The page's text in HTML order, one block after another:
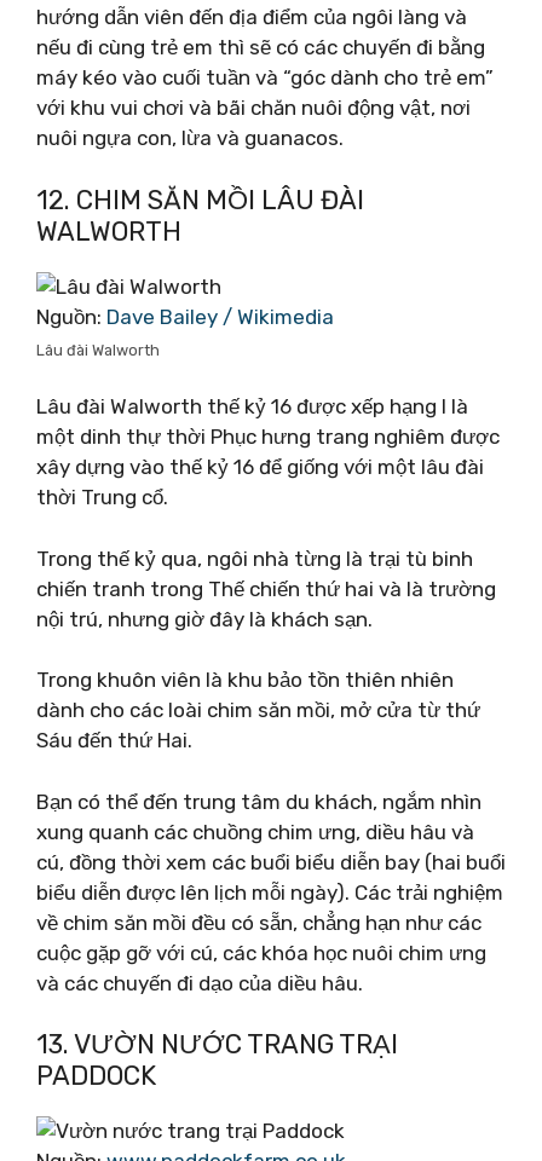
hướng dẫn viên đến địa điểm của ngôi làng và
nếu đi cùng trẻ em thì sẽ có các chuyến đi bằng
máy kéo vào cuối tuần và “góc dành cho trẻ em”
với khu vui chơi và bãi chăn nuôi động vật, nơi
nuôi ngựa con, lừa và guanacos.
12. CHIM SĂN MỒI LÂU ĐÀI
WALWORTH
Nguồn: Dave Bailey / Wikimedia
Lâu đài Walworth
Lâu đài Walworth thế kỷ 16 được xếp hạng I là
một dinh thự thời Phục hưng trang nghiêm được
xây dựng vào thế kỷ 16 để giống với một lâu đài
thời Trung cổ.
Trong thế kỷ qua, ngôi nhà từng là trại tù binh
chiến tranh trong Thế chiến thứ hai và là trường
nội trú, nhưng giờ đây là khách sạn.
Trong khuôn viên là khu bảo tồn thiên nhiên
dành cho các loài chim săn mồi, mở cửa từ thứ
Sáu đến thứ Hai.
Bạn có thể đến trung tâm du khách, ngắm nhìn
xung quanh các chuồng chim ưng, diều hâu và
cú, đồng thời xem các buổi biểu diễn bay (hai buổi
biểu diễn được lên lịch mỗi ngày). Các trải nghiệm
về chim săn mồi đều có sẵn, chẳng hạn như các
cuộc gặp gỡ với cú, các khóa học nuôi chim ưng
và các chuyến đi dạo của diều hâu.
13. VƯỜN NƯỚC TRANG TRẠI
PADDOCK